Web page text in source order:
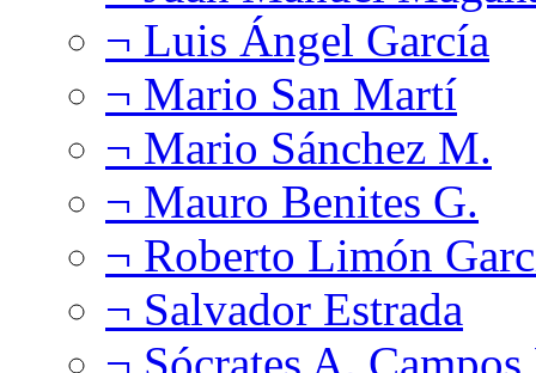
¬ Luis Ángel García
¬ Mario San Martí
¬ Mario Sánchez M.
¬ Mauro Benites G.
¬ Roberto Limón
¬ Salvador Estrada
¬ Sócrates A.